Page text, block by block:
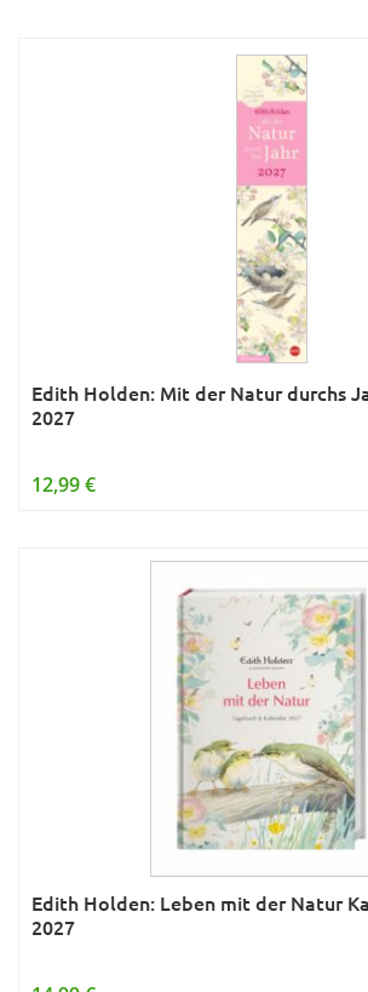
Was ist was; Städte
Young Adult
Edith Holden: Mit der Natur durchs
2027
12,99 €
Edith Holden: Leben mit der Natur
2027